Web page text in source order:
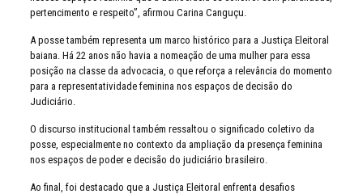
pertencimento e respeito”, afirmou Carina Canguçu.
A posse também representa um marco histórico para a Justiça Eleitoral
baiana. Há 22 anos não havia a nomeação de uma mulher para essa
posição na classe da advocacia, o que reforça a relevância do momento
para a representatividade feminina nos espaços de decisão do
Judiciário.
O discurso institucional também ressaltou o significado coletivo da
posse, especialmente no contexto da ampliação da presença feminina
nos espaços de poder e decisão do judiciário brasileiro.
Ao final, foi destacado que a Justiça Eleitoral enfrenta desafios